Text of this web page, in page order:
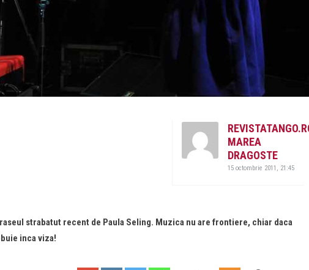
MAREA
DRAGOSTE
15 octombrie 2011, 21:45
strabatut recent de Paula Seling. Muzica nu are frontiere, chiar daca
inca viza!